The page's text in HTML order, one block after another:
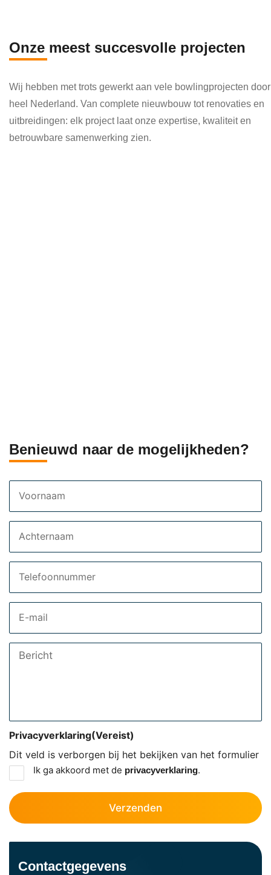
kund
Onze meest succesvolle projecten
Wij hebben met trots gewerkt aan vele bowlingprojecten door
heel Nederland. Van complete nieuwbouw tot renovaties en
uitbreidingen: elk project laat onze expertise, kwaliteit en
betrouwbare samenwerking zien.
Benieuwd naar de mogelijkheden?
Bericht
Dit veld is verborgen bij het bekijken van het formulier
Privacyverklaring(Vereist)
Ik ga akkoord met de privacyverklaring.
Contactgegevens